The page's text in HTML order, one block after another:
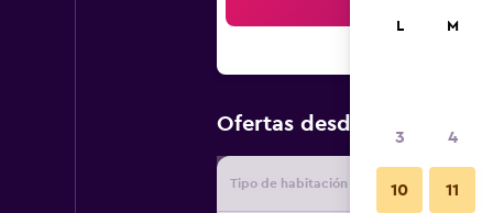
Ofertas desde Oferta
Tipo de habitación
L M
3 4
10 11